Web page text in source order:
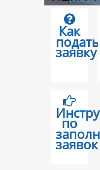
Как
подать
заявку
по
заявок